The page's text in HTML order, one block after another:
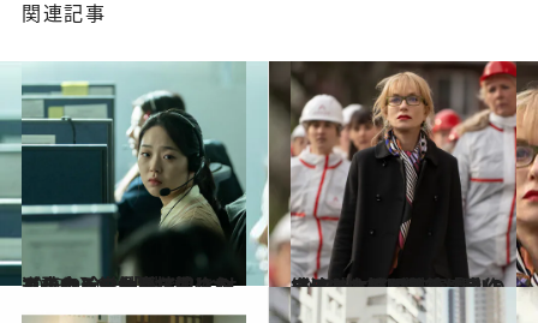
関連記事
2023.9.10
【このシリーズを初めから読む】労働を搾取されてしまう少女と、信じる道を歩み、仕事に辿りつく少女 今、「働く」とはどういうことか
カルチャー 2023.10.24
【#2】レイプ被害者へのゾッとする眼差し「自作自演」と疑われても闘い続けた女性が最後に手にする“救い”とは
カルチャー